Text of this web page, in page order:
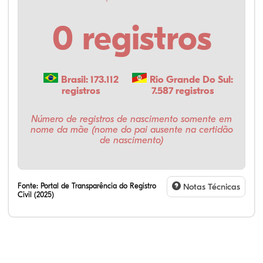
0 registros
Brasil: 173.112
registros
Rio Grande Do Sul:
7.587 registros
Número de registros de nascimento somente em
nome da mãe (nome do pai ausente na certidão
de nascimento)
Fonte: Portal de Transparência do Registro
Civil (2025)
Notas Técnicas